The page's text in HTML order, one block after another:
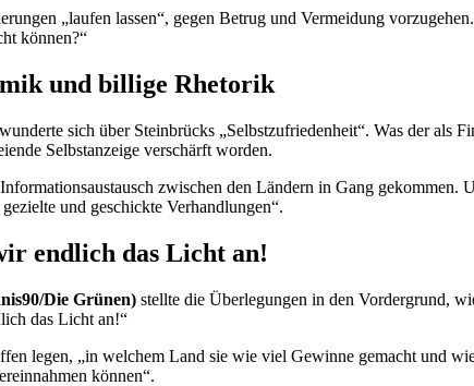
„laufen lassen“, gegen Betrug und Vermeidung
können?“
und billige Rhetorik
wunderte sich über Steinbrücks „Selbstzufriedenheit“. Was der als
Selbstanzeige verschärft worden.
zwischen den Ländern in Gang
und geschickte Verhandlungen“.
endlich das Licht an!
Die Grünen) stellte die Überlegungen in den Vordergrund,
das Licht an!“
legen, „in welchem Land sie wie viel Gewinne gemacht und
können“.